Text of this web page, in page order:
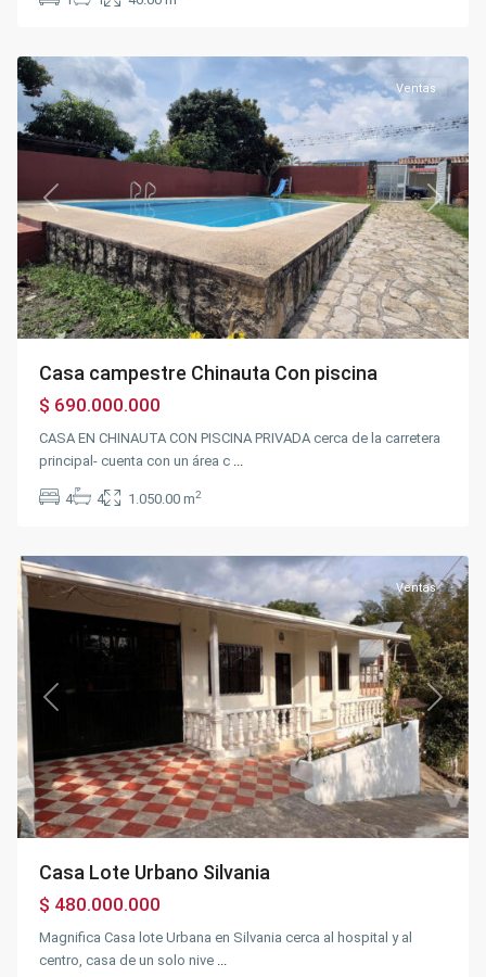
Previous Next
Ventas
Casa campestre Chinauta Con piscina
$ 690.000.000
CASA EN CHINAUTA CON PISCINA PRIVADA cerca de la carretera
principal- cuenta con un área c
4 4 1.050.00 m2
Silvania
Previous Next
Ventas
Casa Lote Urbano Silvania
$ 480.000.000
Magnifica Casa lote Urbana en Silvania cerca al hospital y al
centro, casa de un solo nive